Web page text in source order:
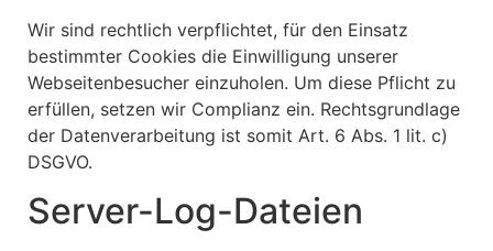
Wir sind rechtlich verpflichtet, für den Einsatz
bestimmter Cookies die Einwilligung unserer
Webseitenbesucher einzuholen. Um diese Pflicht zu
erfüllen, setzen wir Complianz ein. Rechtsgrundlage
der Datenverarbeitung ist somit Art. 6 Abs. 1 lit. c)
DSGVO.
Server-Log-Dateien